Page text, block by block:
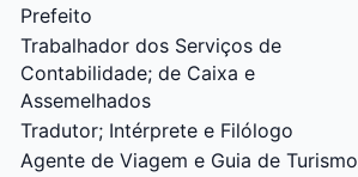
Prefeito
Trabalhador dos Serviços de
Contabilidade; de Caixa e
Assemelhados
Tradutor; Intérprete e Filólogo
Agente de Viagem e Guia de Turismo